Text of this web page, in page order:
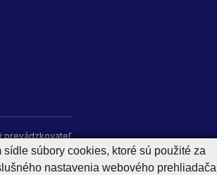
prevádzkovateľ
CMS BUXUS
súbory cookies, ktoré sú použité za
nastavenia webového prehliadača